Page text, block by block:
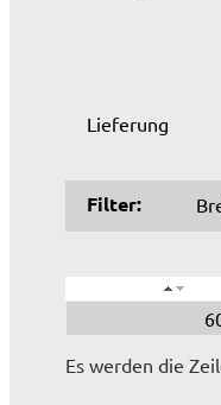
Lieferung
Filter:
Es werden die